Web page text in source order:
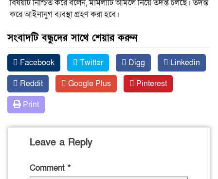
বিষয়টি নিশ্চিত করে বলেন, মামলাটি আমলে নিয়ে তদন্ত চলছে। তদন্ত
করে আইনানুগ ব্যবস্থা গ্রহণ করা হবে।
সংবাদটি বন্ধুদের সাথে শেয়ার করুন
Facebook Twitter Digg
Linkedin
Reddit
Google Plus
Pinterest
Print
Leave a Reply
Comment *